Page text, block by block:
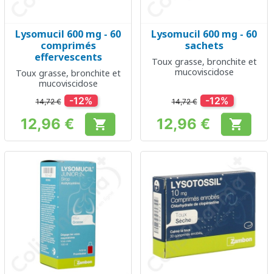
Lysomucil 600 mg - 60
comprimés
effervescents
Toux grasse, bronchite et
mucoviscidose
14,72 € -12%
Prix
12,96 € 
Lysomucil 600 mg - 60
sachets
Toux grasse, bronchite et
mucoviscidose
14,72 € -12%
Prix
12,96 € 